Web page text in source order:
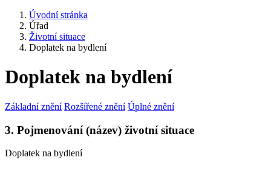
Úvodní stránka
Úřad
Životní situace
Doplatek na bydlení
Doplatek na bydlení
Základní znění Rozšířené znění Úplné znění
3. Pojmenování (název) životní situace
Doplatek na bydlení